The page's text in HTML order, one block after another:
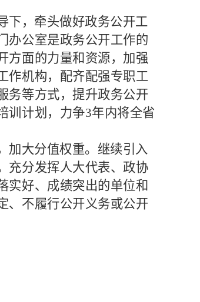
下，牵头做好政务公开工
办公室是政务公开工作的
方面的力量和资源，加强
作机构，配齐配强专职工
务等方式，提升政务公开
训计划，力争3年内将全省
加大分值权重。继续引入
充分发挥人大代表、政协
实好、成绩突出的单位和
、不履行公开义务或公开